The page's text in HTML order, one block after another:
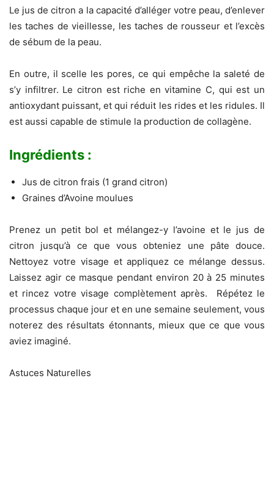
Le jus de citron a la capacité d’alléger votre peau, d’enlever
les taches de vieillesse, les taches de rousseur et l’excès
de sébum de la peau.
En outre, il scelle les pores, ce qui empêche la saleté de
s’y infiltrer. Le citron est riche en vitamine C, qui est un
antioxydant puissant, et qui réduit les rides et les ridules. Il
est aussi capable de stimule la production de collagène.
Ingrédients :
Jus de citron frais (1 grand citron)
Graines d’Avoine moulues
Prenez un petit bol et mélangez-y l’avoine et le jus de
citron jusqu’à ce que vous obteniez une pâte douce.
Nettoyez votre visage et appliquez ce mélange dessus.
Laissez agir ce masque pendant environ 20 à 25 minutes
et rincez votre visage complètement après. Répétez le
processus chaque jour et en une semaine seulement, vous
noterez des résultats étonnants, mieux que ce que vous
aviez imaginé.
Astuces Naturelles